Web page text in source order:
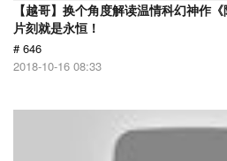
【越哥】换个角度解读温情科幻神作
片刻就是永恒！
# 646
2018-10-16 08:33